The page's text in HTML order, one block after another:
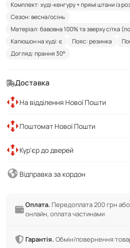
Комплект: худі-кенгуру + прямі штани із
Сезон: весна/осінь
Матеріал: бавовна 100% та зверху сітка
Капюшон на худі: є
Пояс: резинка
Догляд: прання 30°
Доставка
На відділення Нової Пошти
Поштомат Нової Пошти
Кур'єр до дверей
Відправка за кордон
Оплата. Передоплата 200 грн
онлайн, оплата частинами
Гарантія. Обмін/повернення